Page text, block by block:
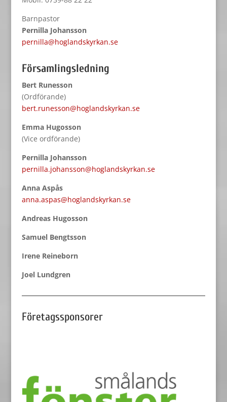
Barnpastor
Pernilla Johansson
pernilla@hoglandskyrkan.se
Församlingsledning
Bert Runesson
(Ordförande)
bert.runesson@hoglandskyrkan.se
Emma Hugosson
(Vice ordförande)
Pernilla Johansson
pernilla.johansson@hoglandskyrkan.se
Anna Aspås
anna.aspas@hoglandskyrkan.se
Andreas Hugosson
Samuel Bengtsson
Irene Reineborn
Joel Lundgren
Företagssponsorer